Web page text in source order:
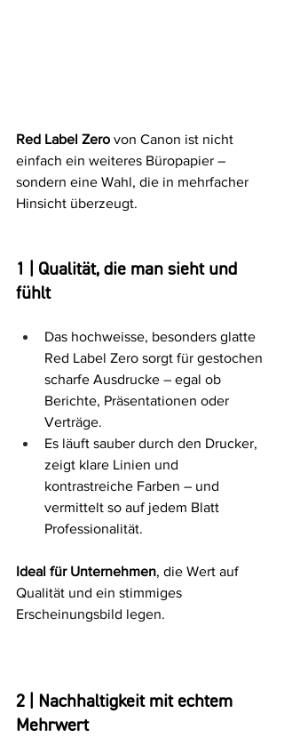
Red Label Zero von Canon ist nicht
einfach ein weiteres Büropapier –
sondern eine Wahl, die in mehrfacher
Hinsicht überzeugt.
1 | Qualität, die man sieht und
fühlt
Das hochweisse, besonders glatte
Red Label Zero sorgt für gestochen
scharfe Ausdrucke – egal ob
Berichte, Präsentationen oder
Verträge.
Es läuft sauber durch den Drucker,
zeigt klare Linien und
kontrastreiche Farben – und
vermittelt so auf jedem Blatt
Professionalität.
Ideal für Unternehmen, die Wert auf
Qualität und ein stimmiges
Erscheinungsbild legen.
2 | Nachhaltigkeit mit echtem
Mehrwert